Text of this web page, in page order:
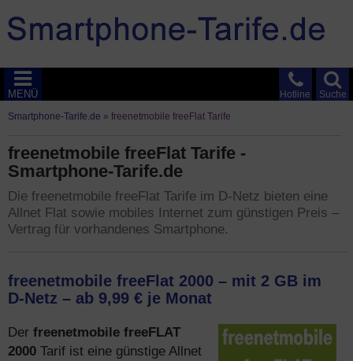
Suche
Hotline
MENÜ
Smartphone-Tarife.de » freenetmobile freeFlat Tarife
freenetmobile freeFlat Tarife -
Smartphone-Tarife.de
Die freenetmobile freeFlat Tarife im D-Netz bieten eine
Allnet Flat sowie mobiles Internet zum günstigen Preis –
Vertrag für vorhandenes Smartphone.
freenetmobile freeFlat 2000 – mit 2 GB im
D-Netz – ab 9,99 € je Monat
Der freenetmobile freeFLAT
2000 Tarif ist eine günstige Allnet